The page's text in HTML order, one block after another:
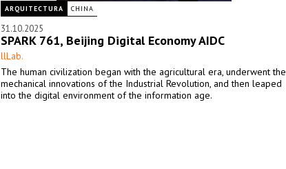
ARQUITECTURA CHINA
31.10.2025
SPARK 761, Beijing Digital Economy AIDC
llLab.
The human civilization began with the agricultural era, underwent the
mechanical innovations of the Industrial Revolution, and then leaped
into the digital environment of the information age.